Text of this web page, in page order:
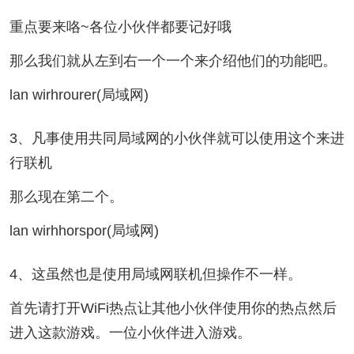
重点要来咯~各位小伙伴都要记好哦
那么我们就从左到右一个一个来介绍他们的功能吧。
lan wirhrourer(局域网)
3、凡事使用共同局域网的小伙伴就可以使用这个来进
行联机
那么现在第二个。
lan wirhhorspor(局域网)
4、这虽然也是使用局域网联机但操作不一样。
首先请打开WiFi热点让其他小伙伴使用你的热点然后
进入这款游戏。一位小伙伴进入游戏。